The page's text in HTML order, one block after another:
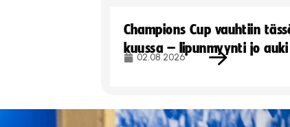
Champions Cup vauhtiin
kuussa – lipunmyynti jo auki
02.08.2026